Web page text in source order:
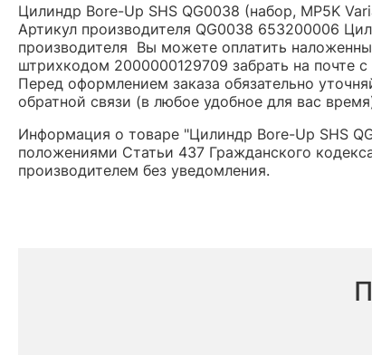
Цилиндр Bore-Up SHS QG0038 (набор, MP5K
Артикул производителя QG0038 653200006
производителя Вы можете оплатить
штрихкодом 2000000129709 забрать на почте
Перед оформлением заказа обязательно
обратной связи (в любое удобное для вас
Информация о товаре "Цилиндр Bore-Up SHS
положениями Статьи 437 Гражданского
производителем без уведомления.